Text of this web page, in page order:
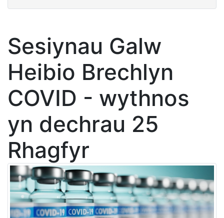
Sesiynau Galw
Heibio Brechlyn
COVID - wythnos
yn dechrau 25
Rhagfyr